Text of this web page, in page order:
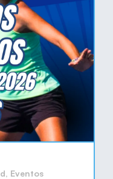
, Eventos